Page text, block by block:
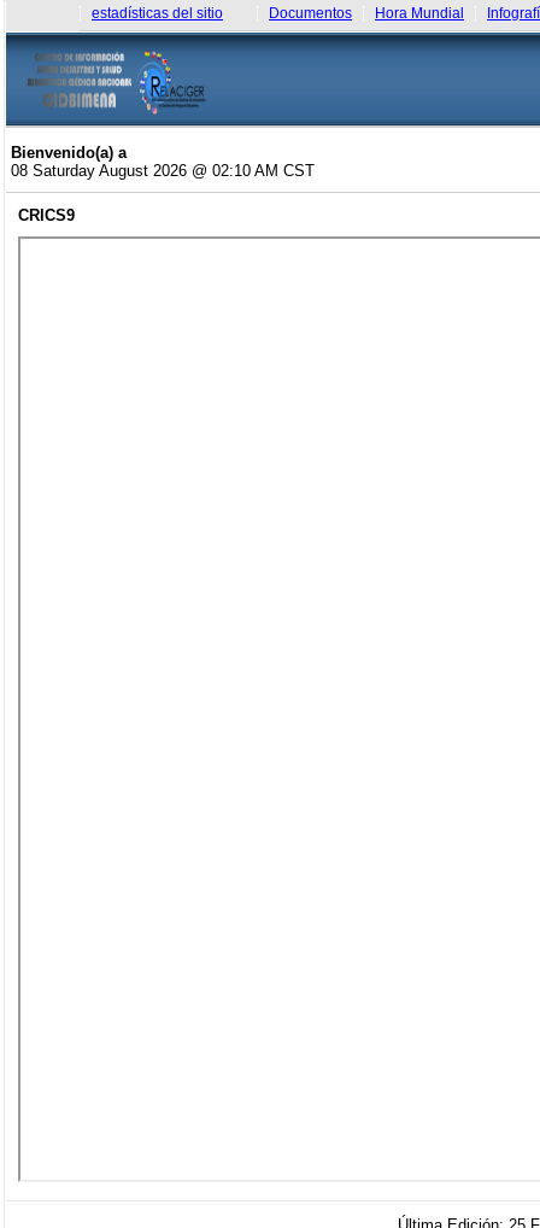
estadísticas del sitio Documentos Hora Mundial
Bienvenido(a) a
08 Saturday August 2026 @ 02:10 AM CST
CRICS9